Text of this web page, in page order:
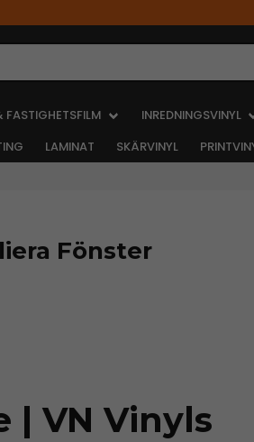
FASTIGHETSFILM INREDNINGSVINYL
LAMINAT SKÄRVINYL
Fönster
| VN Vinyls